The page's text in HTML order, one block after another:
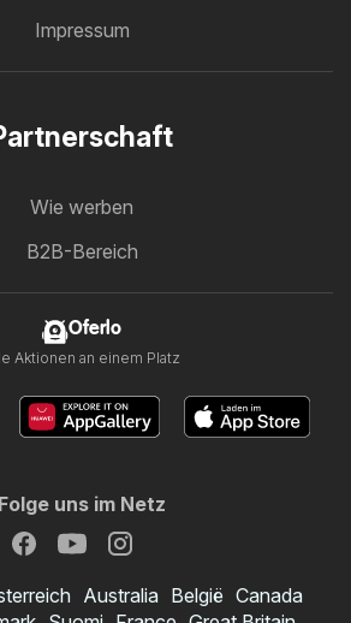
Impressum
Wie werben
B2B-Bereich
Oferlo
Aktionen an einem Platz
Folge uns im Netz
Australia België Canada